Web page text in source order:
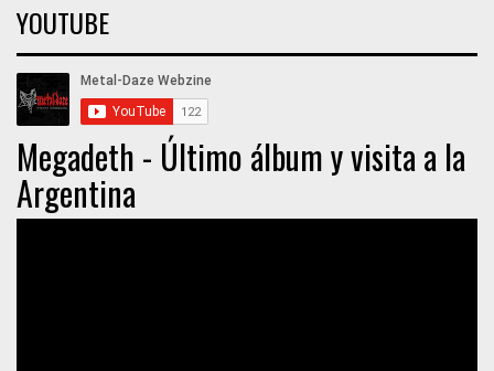
YOUTUBE
Megadeth - Último álbum y visita a la
Argentina